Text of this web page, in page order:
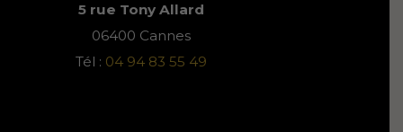
5 rue Tony Allard
06400 Cannes
Tél : 04 94 83 55 49